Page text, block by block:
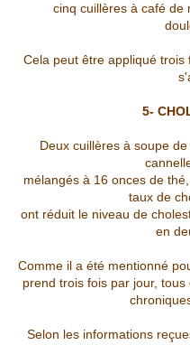
cinq cuillères à café de
Cela peut être appliqué
5-
Deux cuillères à soupe
mélangés à 16 onces de
taux de
ont réduit le niveau de
en
Comme il a été mentionné
prend trois fois par jour,
Selon les informations